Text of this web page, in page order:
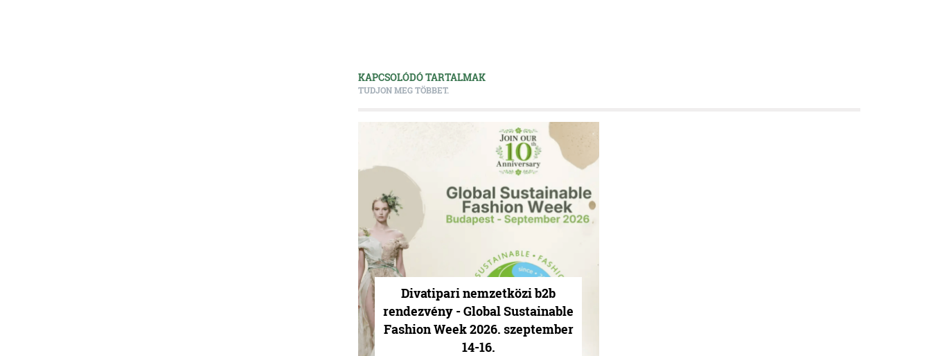
KAPCSOLÓDÓ TARTALMAK
TUDJON MEG TÖBBET.
Divatipari nemzetközi b2b
rendezvény - Global Sustainable
Fashion Week 2026. szeptember
14-16.